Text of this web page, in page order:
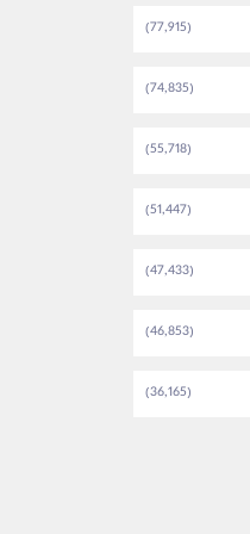
(77,915)
(74,835)
(55,718)
(51,447)
(47,433)
(46,853)
(36,165)